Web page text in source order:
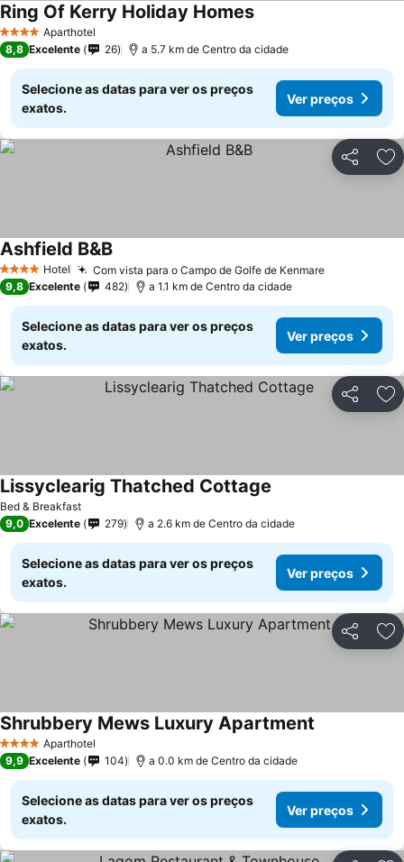
4 EstrelasAparthotel
Ring Of Kerry Holiday HomesVer preços
8,8 Excelente 26 a 5.7 km de Centro da cidade
Selecione as datas para ver os preços
exatos.
Ver preços
Partilhar
4 EstrelasHotel Com vista para o Campo de Golfe de KenmareVer preços
Ashfield B&BVer preços
9,8 Excelente 482 a 1.1 km de Centro da cidade
Selecione as datas para ver os preços
exatos.
Ver preços
Partilhar
Bed & Breakfast
Lissyclearig Thatched Cottage
9,0 Excelente 279 a 2.6 km de Centro da cidade
Selecione as datas para ver os preços
exatos.
Ver preços
Partilhar
4 EstrelasAparthotel
Shrubbery Mews Luxury Apartment
9,9 Excelente 104 a 0.0 km de Centro da cidade
Selecione as datas para ver os preços
exatos.
Ver preços